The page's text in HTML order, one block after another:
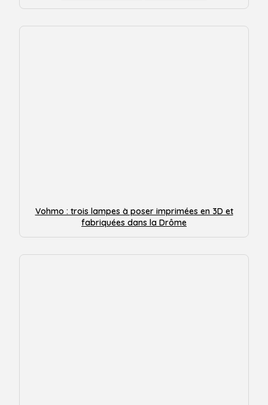
Vohmo : trois lampes à poser imprimées en 3D et
fabriquées dans la Drôme